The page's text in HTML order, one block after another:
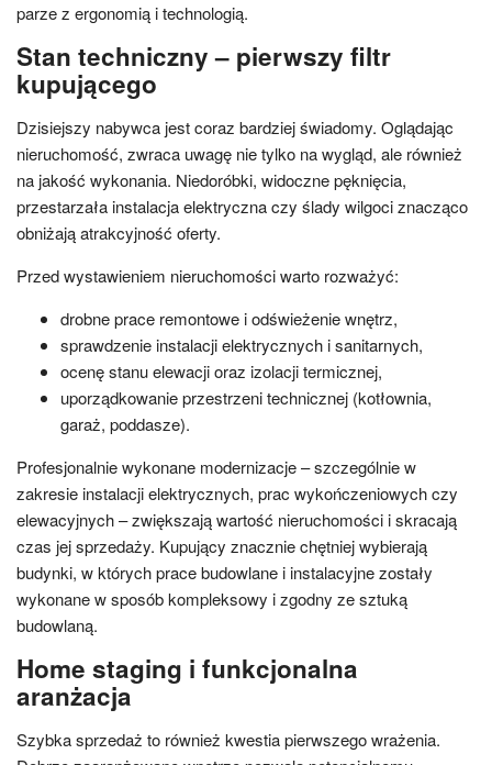
parze z ergonomią i technologią.
Stan techniczny – pierwszy filtr
kupującego
Dzisiejszy nabywca jest coraz bardziej świadomy. Oglądając
nieruchomość, zwraca uwagę nie tylko na wygląd, ale również
na jakość wykonania. Niedoróbki, widoczne pęknięcia,
przestarzała instalacja elektryczna czy ślady wilgoci znacząco
obniżają atrakcyjność oferty.
Przed wystawieniem nieruchomości warto rozważyć:
drobne prace remontowe i odświeżenie wnętrz,
sprawdzenie instalacji elektrycznych i sanitarnych,
ocenę stanu elewacji oraz izolacji termicznej,
uporządkowanie przestrzeni technicznej (kotłownia,
garaż, poddasze).
Profesjonalnie wykonane modernizacje – szczególnie w
zakresie instalacji elektrycznych, prac wykończeniowych czy
elewacyjnych – zwiększają wartość nieruchomości i skracają
czas jej sprzedaży. Kupujący znacznie chętniej wybierają
budynki, w których prace budowlane i instalacyjne zostały
wykonane w sposób kompleksowy i zgodny ze sztuką
budowlaną.
Home staging i funkcjonalna
aranżacja
Szybka sprzedaż to również kwestia pierwszego wrażenia.